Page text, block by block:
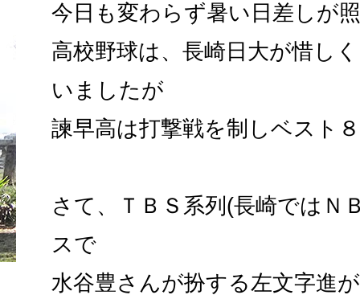
今日も変わらず暑い日差しが
高校野球は、長崎日大が惜し
いましたが
諫早高は打撃戦を制しベスト
さて、ＴＢＳ系列(長崎ではＮ
スで
水谷豊さんが扮する左文字進